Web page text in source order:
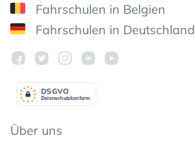
Fahrschulen in Belgien
Fahrschulen in Deutschland
Datenschutzkonform
DSGVO
Über uns